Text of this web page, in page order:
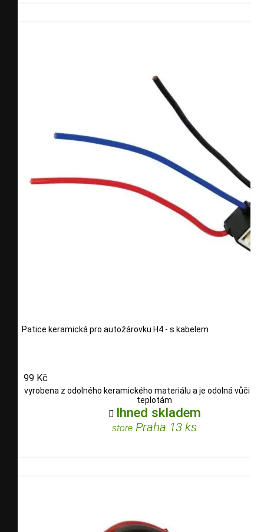
Patice keramická pro autožárovku H4 - s kabelem
99 Kč
vyrobena z odolného keramického materiálu a je odolná vůči
teplotám
 Ihned skladem
store Praha 13 ks